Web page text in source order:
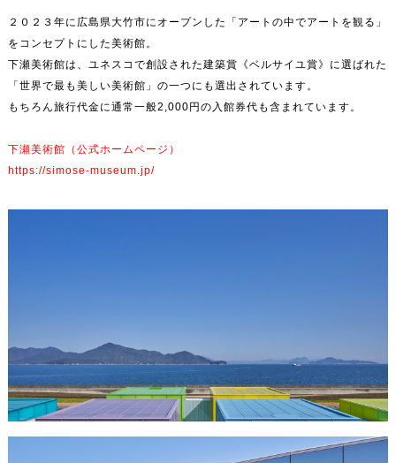
２０２３年に広島県大竹市にオープンした「アートの中でアートを観る」
をコンセプトにした美術館。
下瀬美術館は、ユネスコで創設された建築賞《ベルサイユ賞》に選ばれた
「世界で最も美しい美術館」の一つにも選出されています。
もちろん旅行代金に通常一般2,000円の入館券代も含まれています。
下瀬美術館（公式ホームページ）
https://simose-museum.jp/